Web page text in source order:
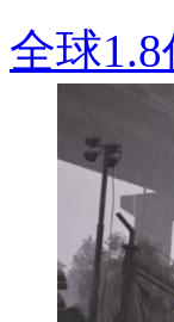
全球